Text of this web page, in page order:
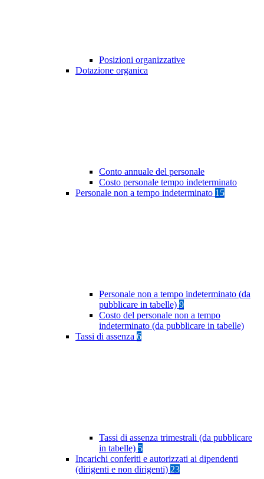
Posizioni organizzative
Dotazione organica
Conto annuale del personale
Costo personale tempo indeterminato
Personale non a tempo indeterminato 15
Personale non a tempo indeterminato (da
pubblicare in tabelle) 9
Costo del personale non a tempo
indeterminato (da pubblicare in tabelle)
Tassi di assenza 6
Tassi di assenza trimestrali (da pubblicare
in tabelle) 5
Incarichi conferiti e autorizzati ai dipendenti
(dirigenti e non dirigenti) 23